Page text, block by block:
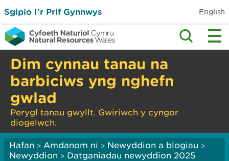
Sgipio I’r Prif Gynnwys English
Dim cynnau tanau na
barbiciws yng nghefn
gwlad
Perygl tanau gwyllt. Gwiriwch y cyngor
diogelwch.
Hafan > Amdanom ni > Newyddion a blogiau >
Newyddion > Datganiadau newyddion 2025